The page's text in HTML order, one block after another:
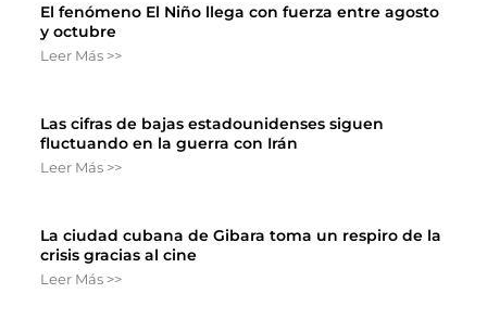
El fenómeno El Niño llega con fuerza entre agosto
y octubre
Leer Más >>
Las cifras de bajas estadounidenses siguen
fluctuando en la guerra con Irán
Leer Más >>
La ciudad cubana de Gibara toma un respiro de la
crisis gracias al cine
Leer Más >>